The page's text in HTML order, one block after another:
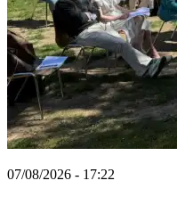
07/08/2026 - 17:22